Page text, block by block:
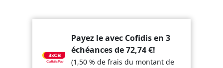
Payez le avec Cofidis en 3
échéances de72,74€!
(1,50 % de frais du montant de